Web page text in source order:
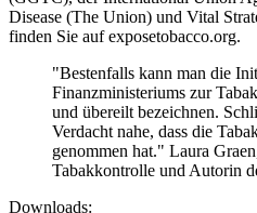
Disease (The Union) und Vital
finden Sie auf exposetobacco.org.
"Bestenfalls kann man die
Finanzministeriums zur
und übereilt bezeichnen.
Verdacht nahe, dass die
genommen hat." Laura
Tabakkontrolle und Autorin
Downloads: